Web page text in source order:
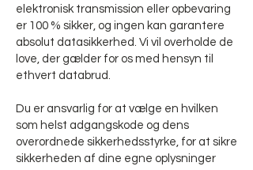
elektronisk transmission eller opbevaring
er 100 % sikker, og ingen kan garantere
absolut datasikkerhed. Vi vil overholde de
love, der gælder for os med hensyn til
ethvert databrud.
Du er ansvarlig for at vælge en hvilken
som helst adgangskode og dens
overordnede sikkerhedsstyrke, for at sikre
sikkerheden af dine egne oplysninger